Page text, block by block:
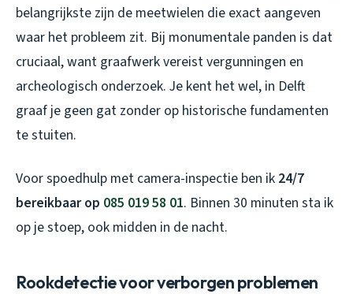
belangrijkste zijn de meetwielen die exact aangeven
waar het probleem zit. Bij monumentale panden is dat
cruciaal, want graafwerk vereist vergunningen en
archeologisch onderzoek. Je kent het wel, in Delft
graaf je geen gat zonder op historische fundamenten
te stuiten.
Voor spoedhulp met camera-inspectie ben ik 24/7
bereikbaar op 085 019 58 01. Binnen 30 minuten sta ik
op je stoep, ook midden in de nacht.
Rookdetectie voor verborgen problemen